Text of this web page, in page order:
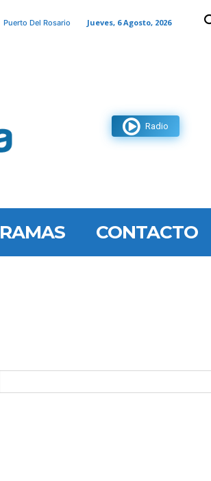
Puerto Del Rosario Jueves, 6 Agosto, 2026
Radio
CONTACTO